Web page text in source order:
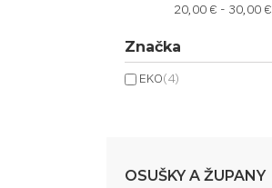
20,00 € - 30,00 €
Značka
EKO(4)
OSUŠKY A ŽUPANY